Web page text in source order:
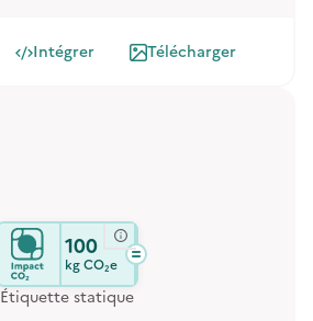
Intégrer Télécharger
Étiquette statique
100
kgCO₂e